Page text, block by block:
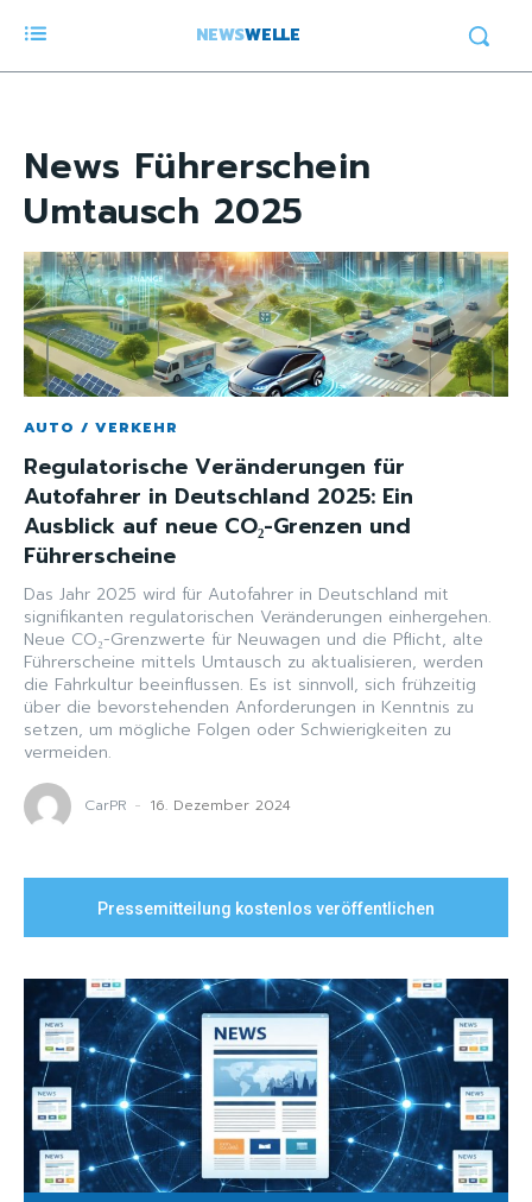
NEWSWELLE
News Führerschein
Umtausch 2025
AUTO / VERKEHR
Regulatorische Veränderungen für
Autofahrer in Deutschland 2025: Ein
Ausblick auf neue CO₂-Grenzen und
Führerscheine
Das Jahr 2025 wird für Autofahrer in Deutschland mit
signifikanten regulatorischen Veränderungen einhergehen.
Neue CO₂-Grenzwerte für Neuwagen und die Pflicht, alte
Führerscheine mittels Umtausch zu aktualisieren, werden
die Fahrkultur beeinflussen. Es ist sinnvoll, sich frühzeitig
über die bevorstehenden Anforderungen in Kenntnis zu
setzen, um mögliche Folgen oder Schwierigkeiten zu
vermeiden.
CarPR - 16. Dezember 2024
Pressemitteilung kostenlos veröffentlichen